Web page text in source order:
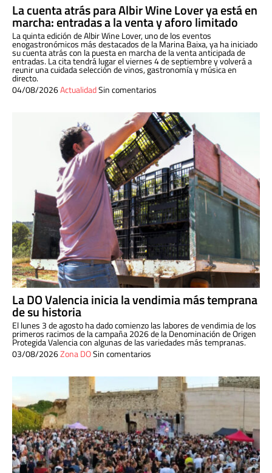
La cuenta atrás para Albir Wine Lover ya está en
marcha: entradas a la venta y aforo limitado
La quinta edición de Albir Wine Lover, uno de los eventos
enogastronómicos más destacados de la Marina Baixa, ya ha iniciado
su cuenta atrás con la puesta en marcha de la venta anticipada de
entradas. La cita tendrá lugar el viernes 4 de septiembre y volverá a
reunir una cuidada selección de vinos, gastronomía y música en
directo.
04/08/2026ActualidadSin comentarios
La DO Valencia inicia la vendimia más temprana
de su historia
El lunes 3 de agosto ha dado comienzo las labores de vendimia de los
primeros racimos de la campaña 2026 de la Denominación de Origen
Protegida Valencia con algunas de las variedades más tempranas.
03/08/2026Zona DOSin comentarios